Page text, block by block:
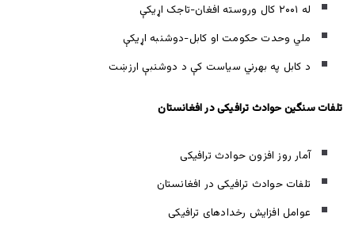
له ۲۰۰۱ کال وروسته افغان-تاجک اړیکې
ملي وحدت حکومت او کابل-دوشنبه اړيکې
د کابل په بهرني سیاست کې د دوشنبې ارزښت
تلفات سنگین حوادث ترافیکی در افغانستان
آمار روز افزون حوادث ترافیکی
تلفات حوادث ترافیکی در افغانستان
عوامل افزایش رخدادهای ترافیکی